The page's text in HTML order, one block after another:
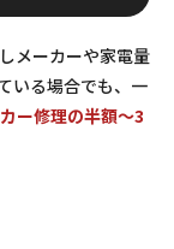
メーカーや家電量
いる場合でも、一
ー修理の半額～3